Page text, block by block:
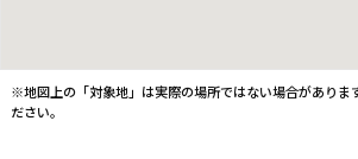
※地図上の「対象地」は実際の場所ではない場合がありま
ださい。